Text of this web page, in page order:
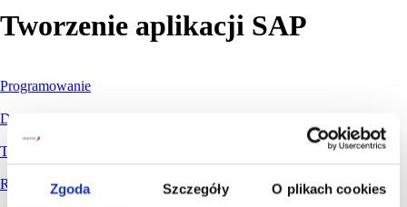
Zgoda Szczegóły O plikach cookies
Tworzenie aplikacji SAP
Programowanie
Development aplikacji w chmurze
Tworzenie aplikacji frontendowych
Robotyzacja procesów